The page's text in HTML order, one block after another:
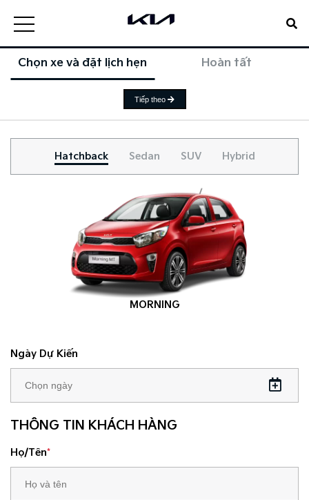
Chọn xe và đặt lịch hẹn Hoàn tất
Tiếp theo
Ngày Dự Kiến
THÔNG TIN KHÁCH HÀNG
Họ/Tên*
Hatchback Sedan SUV Hybrid
MORNING